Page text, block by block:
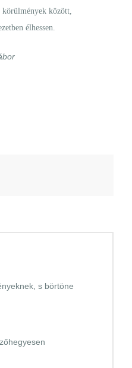
körülmények között,
élhessen.
s börtöne